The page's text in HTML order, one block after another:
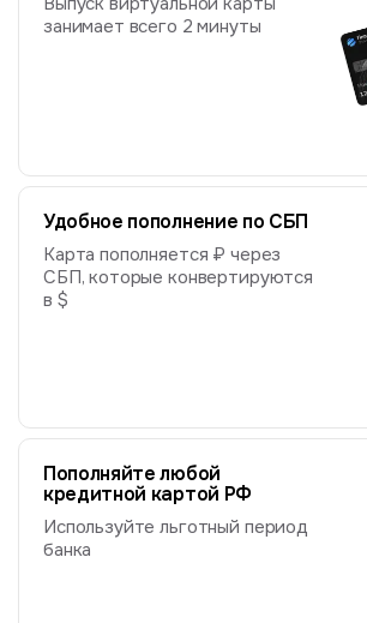
занимает всего 2 минуты
Удобное пополнение по СБП
Карта пополняется ₽ через
СБП, которые конвертируются
в $
Пополняйте любой
кредитной картой РФ
Используйте льготный период
банка